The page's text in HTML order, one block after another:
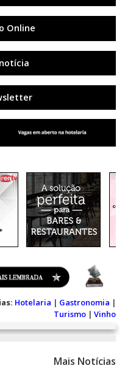
Online
Hotelaria | Gastronomia |
Turismo | Vinho
Mais Notícias